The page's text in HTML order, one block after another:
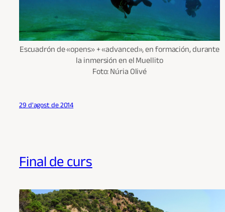
Escuadrón de «opens» + «advanced», en formación, durante
la inmersión en el Muellito
Foto: Núria Olivé
29 d'agost de 2014
Final de curs